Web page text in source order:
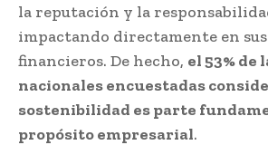
la reputación y la
impactando directamente en
financieros. De hecho, el 53% de
nacionales encuestadas
sostenibilidad es parte
propósito empresarial.